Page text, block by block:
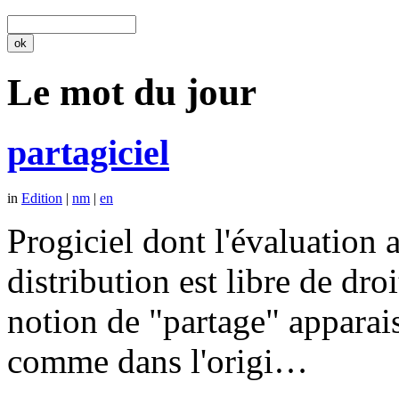
Le mot du jour
partagiciel
in Edition | nm | en
Progiciel dont l'évaluation
distribution est libre de
notion de "partage"
comme dans l'origi…